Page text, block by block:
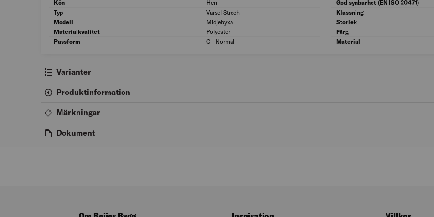
Kön
Herr
Kön: Herr
Typ
Varsel Strech
Typ: Varsel Strech
Modell
Midjebyxa
Modell: Midjebyxa
Materialkvalitet
Polyester
Materialkvalitet: Polyester
Passform
C - Normal Passform: C - Normal
God synbarhet (EN ISO 20471)
Klassning
Storlek
Färg
Material
Varianter
Produktinformation
Märkningar
Dokument